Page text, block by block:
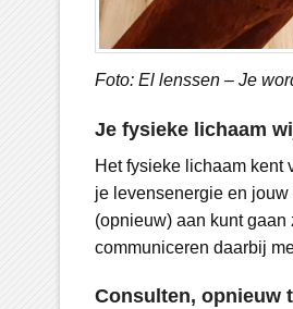
Foto: El lenssen – Je
Je fysieke lichaam
Het fysieke lichaam kent
je levensenergie en
(opnieuw) aan kunt
communiceren daarbij
Consulten, opnieuw